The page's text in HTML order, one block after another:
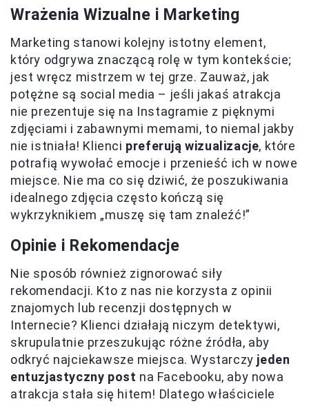
Wrażenia Wizualne i Marketing
Marketing stanowi kolejny istotny element,
który odgrywa znaczącą rolę w tym kontekście;
jest wręcz mistrzem w tej grze. Zauważ, jak
potężne są social media – jeśli jakaś atrakcja
nie prezentuje się na Instagramie z pięknymi
zdjęciami i zabawnymi memami, to niemal jakby
nie istniała! Klienci preferują wizualizacje, które
potrafią wywołać emocje i przenieść ich w nowe
miejsce. Nie ma co się dziwić, że poszukiwania
idealnego zdjęcia często kończą się
wykrzyknikiem „muszę się tam znaleźć!”
Opinie i Rekomendacje
Nie sposób również zignorować siły
rekomendacji. Kto z nas nie korzysta z opinii
znajomych lub recenzji dostępnych w
Internecie? Klienci działają niczym detektywi,
skrupulatnie przeszukując różne źródła, aby
odkryć najciekawsze miejsca. Wystarczy jeden
entuzjastyczny post na Facebooku, aby nowa
atrakcja stała się hitem! Dlatego właściciele